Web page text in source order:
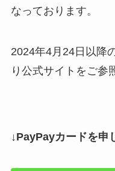
なっております。
2024年4月24日以降
り公式サイトをご参
↓PayPayカードを申